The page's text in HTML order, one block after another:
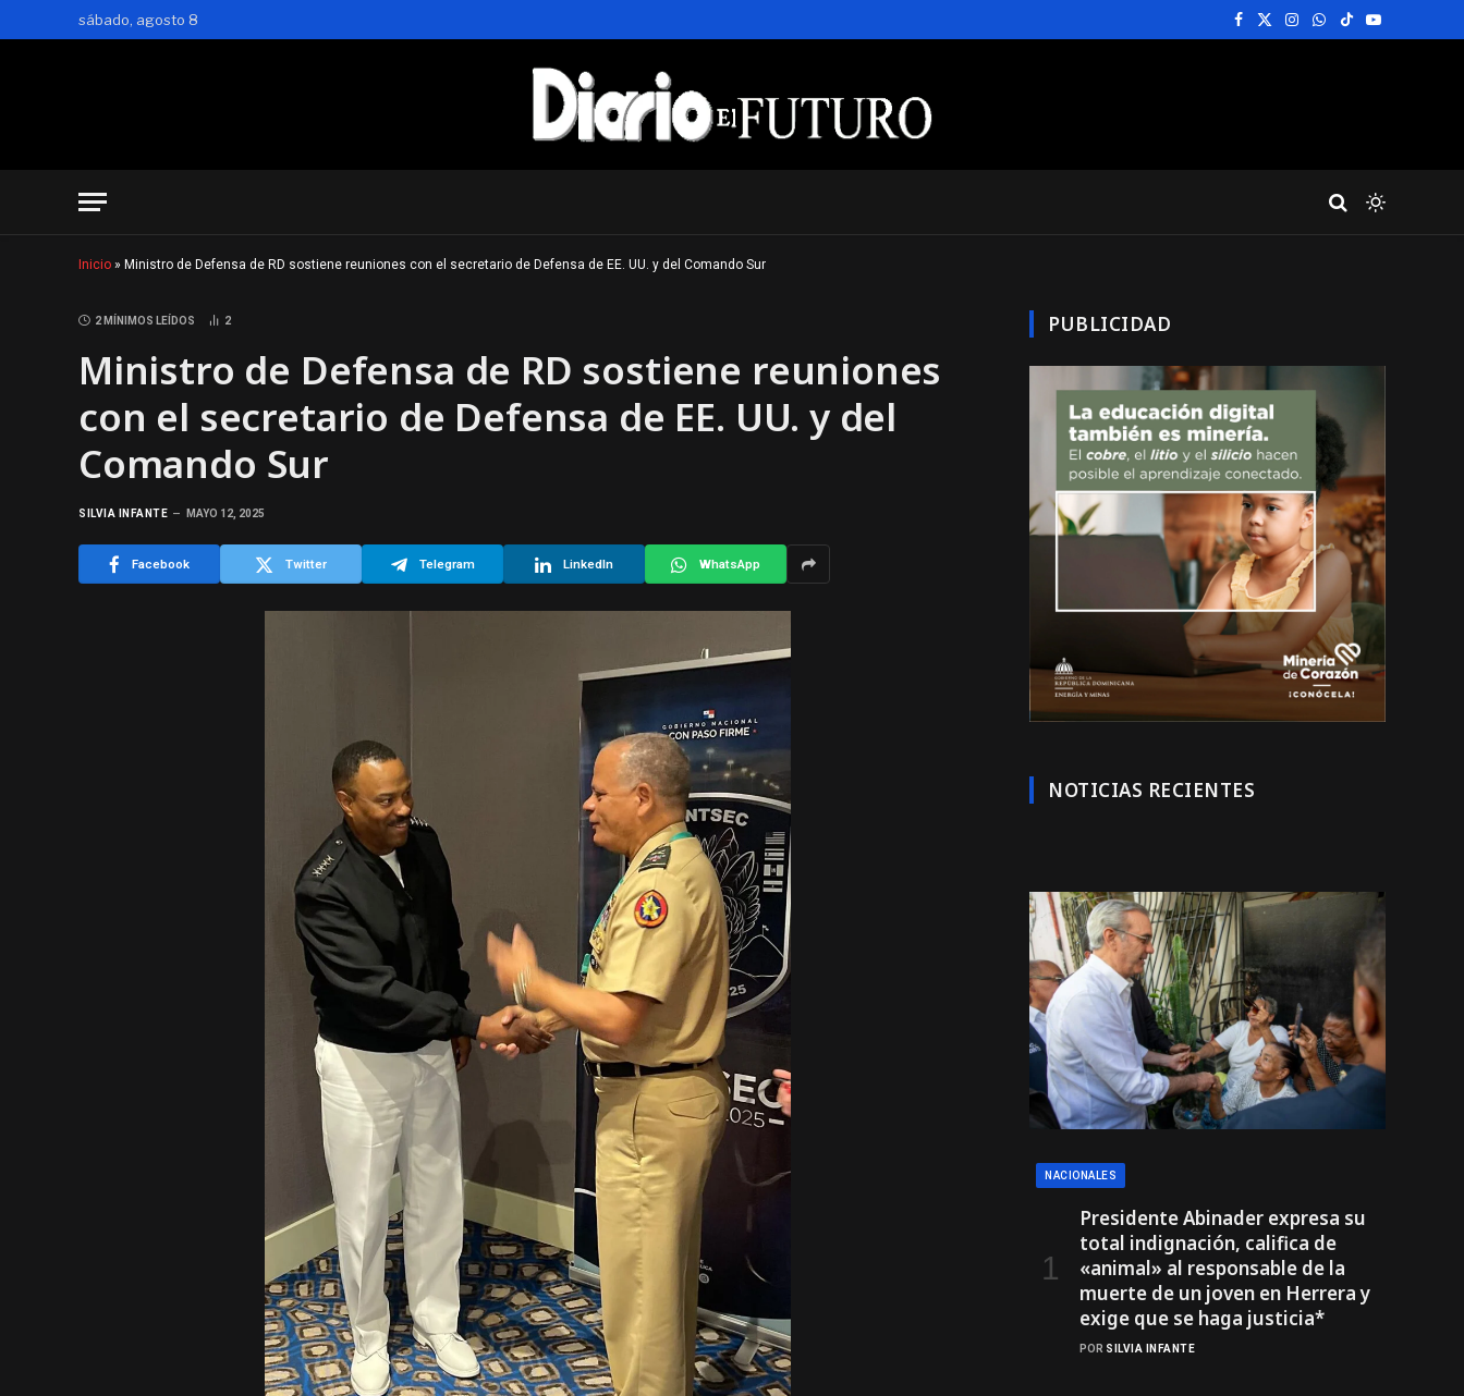
sábado, agosto 8
Facebook
X
Instagram
WhatsApp
TikTokYouTube
Inicio » Ministro de Defensa de RD sostiene reuniones con el secretario de Defensa de EE. UU. y del Comando Sur
2 MÍNIMOS LEÍDOS 2
Ministro de Defensa de RD sostiene reuniones
con el secretario de Defensa de EE. UU. y del
Comando Sur
SILVIA INFANTE MAYO 12, 2025
Facebook Twitter Telegram LinkedIn WhatsApp
PUBLICIDAD
NOTICIAS RECIENTES
NACIONALES
Presidente Abinader expresa su
total indignación, califica de
«animal» al responsable de la
muerte de un joven en Herrera y
exige que se haga justicia*
POR SILVIA INFANTE